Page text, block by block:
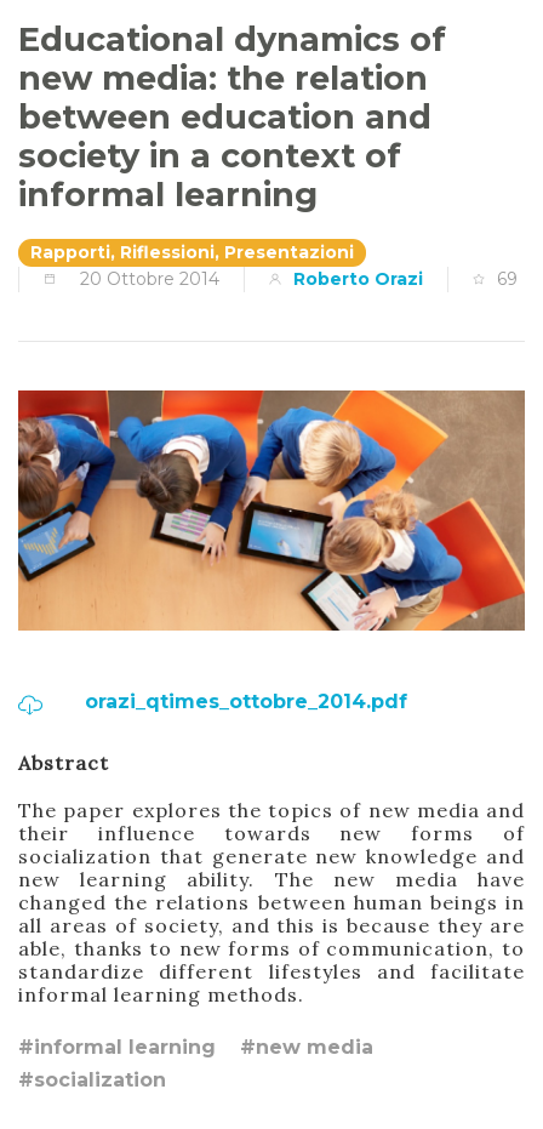
Educational dynamics of
new media: the relation
between education and
society in a context of
informal learning
Rapporti, Riflessioni, Presentazioni
20 Ottobre 2014
Roberto Orazi 69
orazi_qtimes_ottobre_2014.pdf
Abstract
The paper explores the topics of new media and
their influence towards new forms of
socialization that generate new knowledge and
new learning ability. The new media have
changed the relations between human beings in
all areas of society, and this is because they are
able, thanks to new forms of communication, to
standardize different lifestyles and facilitate
informal learning methods.
#informal learning
#new media
#socialization